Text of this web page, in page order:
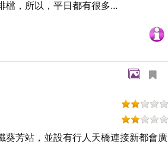
檔，所以，平日都有很多...
葵芳站，並設有行人天橋連接新都會廣